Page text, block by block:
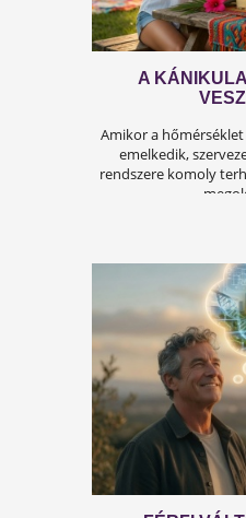
A
OKAI,
A
teljesítmény,
az életben.
hanem az